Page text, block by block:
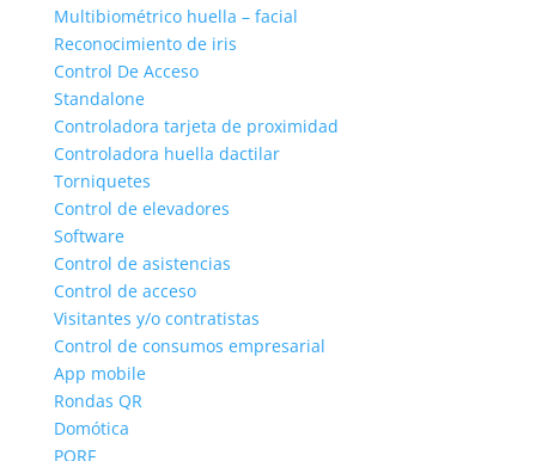
Multibiométrico huella – facial
Reconocimiento de iris
Control De Acceso
Standalone
Controladora tarjeta de proximidad
Controladora huella dactilar
Torniquetes
Control de elevadores
Software
Control de asistencias
Control de acceso
Visitantes y/o contratistas
Control de consumos empresarial
App mobile
Rondas QR
Domótica
PQRF